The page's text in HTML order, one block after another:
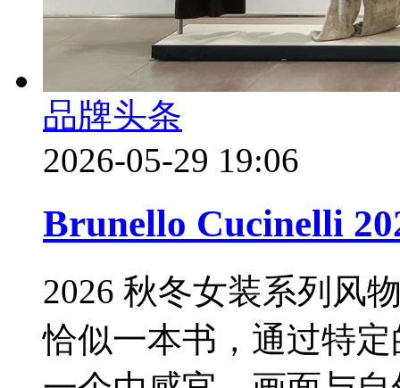
品牌头条
2026-05-29 19:06
Brunello Cucinelli
2026 秋冬女装系列风
恰似一本书，通过特